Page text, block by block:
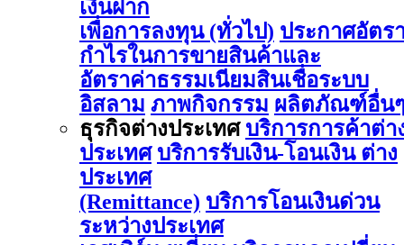
เงินฝาก
เพื่อการลงทุน (ทั่วไป) ประกาศอัตร
กำไรในการขายสินค้าและ
อัตราค่าธรรมเนียมสินเชื่อระบบ
อิสลาม ภาพกิจกรรม ผลิตภัณฑ์อื่น
ธุรกิจต่างประเทศ บริการการค้าต่า
ประเทศ บริการรับเงิน-โอนเงิน ต่าง
ประเทศ
(Remittance) บริการโอนเงินด่วน
ระหว่างประเทศ